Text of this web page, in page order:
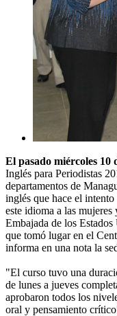
El pasado miércoles 10
Inglés para Periodistas
departamentos de
inglés que hace el
este idioma a las
Embajada de los
que tomó lugar en el
informa en una nota la
"El curso tuvo una
de lunes a jueves
aprobaron todos los
oral y pensamiento